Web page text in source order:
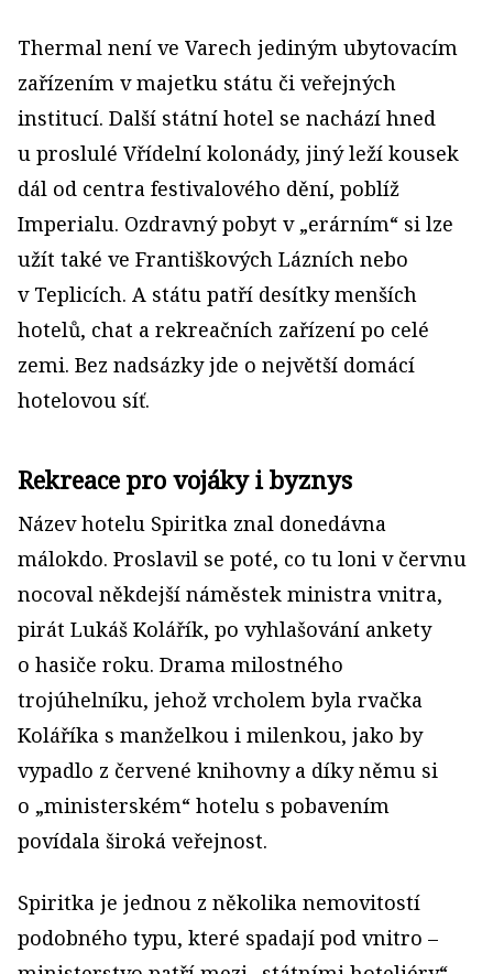
Thermal není ve Varech jediným ubytovacím
zařízením v majetku státu či veřejných
institucí. Další státní hotel se nachází hned
u proslulé Vřídelní kolonády, jiný leží kousek
dál od centra festivalového dění, poblíž
Imperialu. Ozdravný pobyt v „erárním“ si lze
užít také ve Františkových Lázních nebo
v Teplicích. A státu patří desítky menších
hotelů, chat a rekreačních zařízení po celé
zemi. Bez nadsázky jde o největší domácí
hotelovou síť.
Rekreace pro vojáky i byznys
Název hotelu Spiritka znal donedávna
málokdo. Proslavil se poté, co tu loni v červnu
nocoval někdejší náměstek ministra vnitra,
pirát Lukáš Kolářík, po vyhlašování ankety
o hasiče roku. Drama milostného
trojúhelníku, jehož vrcholem byla rvačka
Koláříka s manželkou i milenkou, jako by
vypadlo z červené knihovny a díky němu si
o „ministerském“ hotelu s pobavením
povídala široká veřejnost.
Spiritka je jednou z několika nemovitostí
podobného typu, které spadají pod vnitro –